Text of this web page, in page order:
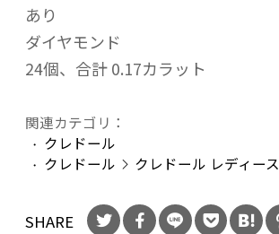
あり
ダイヤモンド
24個、合計 0.17カラット
関連カテゴリ：
クレドール
クレドール
クレドール レディース
SHARE